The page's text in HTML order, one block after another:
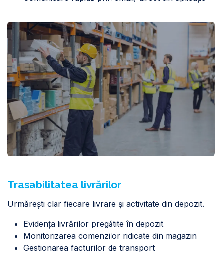
Trasabilitatea livrărilor
Urmărești clar fiecare livrare și activitate din depozit.
Evidența livrărilor pregătite în depozit
Monitorizarea comenzilor ridicate din magazin
Gestionarea facturilor de transport